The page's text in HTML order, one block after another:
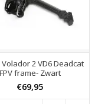
Volador 2 VD6 Deadcat
FPV frame- Zwart
€69,95